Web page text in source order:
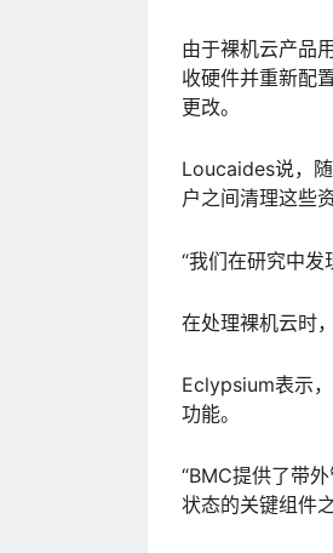
由于裸机云产品
收硬件并重新配
更改。
Loucaides说，
户之间清理这些资
“我们在研究中发
在处理裸机云时
Eclypsium表示
功能。
“BMC提供了带
状态的关键组件